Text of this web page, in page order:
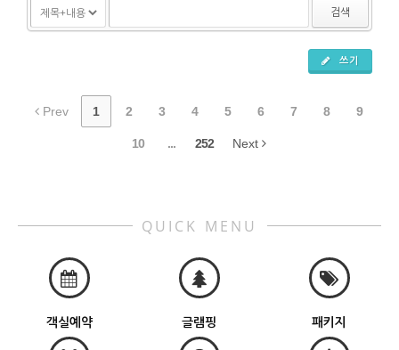
검색
쓰기
Prev 1 2 3 4 5 6 7 8 9
10 ... 252 Next
QUICK MENU
객실예약 글램핑 패키지